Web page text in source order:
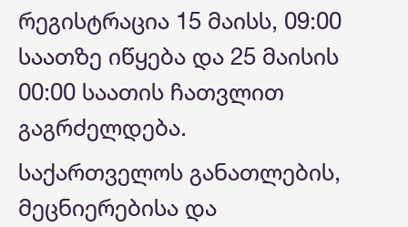
რეგისტრაცია 15 მაისს, 09:00
საათზე იწყება და 25 მაისის
00:00 საათის ჩათვლით
გაგრძელდება.
საქართველოს განათლების,
მეცნიერებისა და